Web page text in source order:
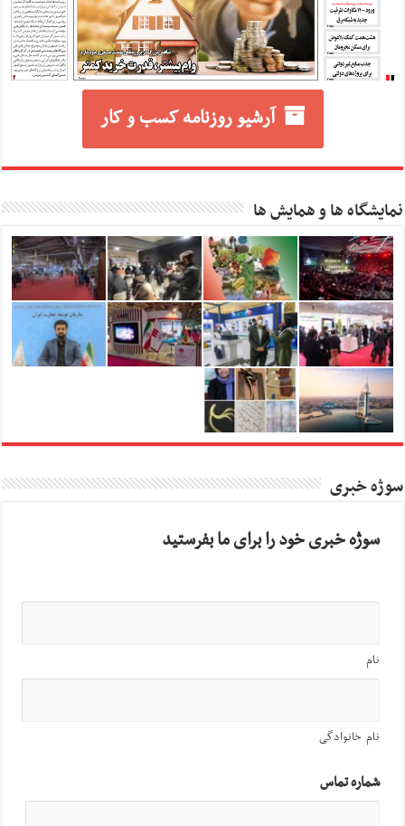
آرشیو روزنامه کسب و کار
نمایشگاه ها و همایش ها
سوژه خبری
سوژه خبری خود را برای ما بفرستید
نام
نام خانوادگی
شماره تماس